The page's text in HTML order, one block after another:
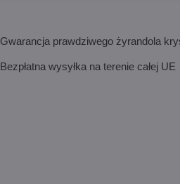
Gwarancja prawdziwego żyrandola
Bezpłatna wysyłka na terenie całej UE